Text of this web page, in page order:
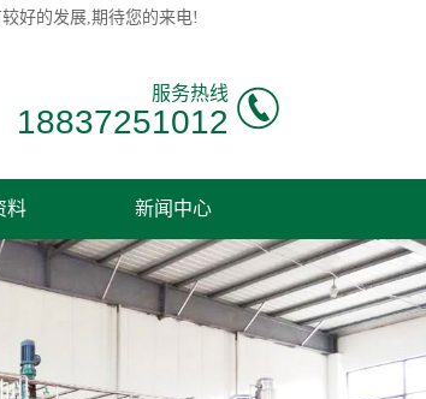
好的发展,期待您的来电!
服务热线
18837251012
料 新闻中心